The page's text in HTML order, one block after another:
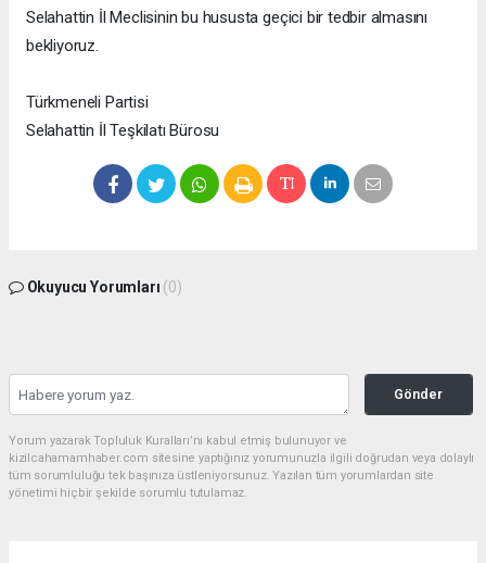
Selahattin İl Meclisinin bu hususta geçici bir tedbir almasını
bekliyoruz.
Türkmeneli Partisi
Selahattin İl Teşkilatı Bürosu
Okuyucu Yorumları (0)
Gönder
Yorum yazarak Topluluk Kuralları’nı kabul etmiş bulunuyor ve
kizilcahamamhaber.com sitesine yaptığınız yorumunuzla ilgili doğrudan veya dolaylı
tüm sorumluluğu tek başınıza üstleniyorsunuz. Yazılan tüm yorumlardan site
yönetimi hiçbir şekilde sorumlu tutulamaz.